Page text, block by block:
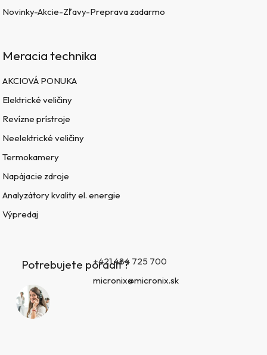
Novinky-Akcie-Zľavy-Preprava zadarmo
Meracia technika
AKCIOVÁ PONUKA
Elektrické veličiny
Revízne prístroje
Neelektrické veličiny
Termokamery
Napájacie zdroje
Analyzátory kvality el. energie
Výpredaj
Potrebujete poradiť?+421 484 725 700
micronix@micronix.sk